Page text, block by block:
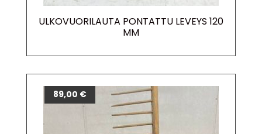
ULKOVUORILAUTA PONTATTU LEVEYS 120
MM
89,00 €